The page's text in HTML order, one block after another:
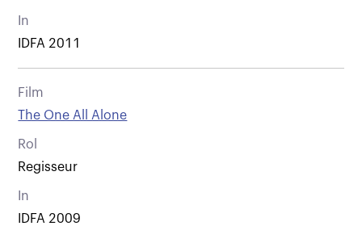
In
IDFA 2011
Film
The One All Alone
Rol
Regisseur
In
IDFA 2009